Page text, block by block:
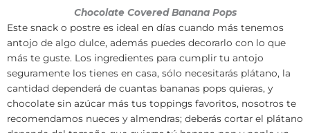
Chocolate Covered Banana Pops
Este snack o postre es ideal en días cuando más tenemos
antojo de algo dulce, además puedes decorarlo con lo que
más te guste. Los ingredientes para cumplir tu antojo
seguramente los tienes en casa, sólo necesitarás plátano, la
cantidad dependerá de cuantas bananas pops quieras, y
chocolate sin azúcar más tus toppings favoritos, nosotros te
recomendamos nueces y almendras; deberás cortar el plátano